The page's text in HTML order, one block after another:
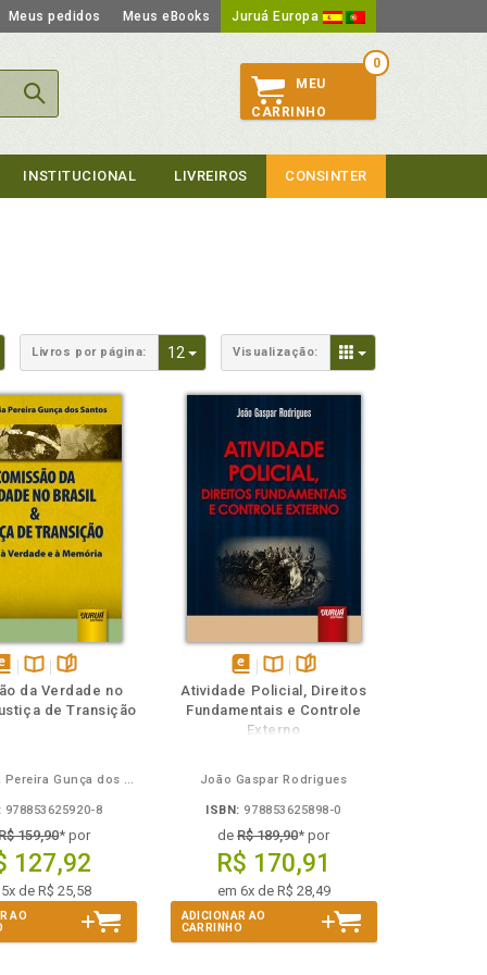
Meus pedidos Meus eBooks Juruá Europa
0
MEU
CARRINHO
INSTITUCIONAL LIVREIROS CONSINTER
Dropdown
Livros por página: 12 Toggle Dropdown
Visualização: Toggle Dropdown
Disponível
na
páginas
da Verdade no
de Transição
Claiz Maria Pereira Gunça dos Santos
978853625920-8
159,90* por
127,92
de R$ 25,58
AO
disponível
em
eBook
Disponível
na
B.V.
páginas
Atividade Policial, Direitos
Fundamentais e Controle
Externo
João Gaspar Rodrigues
ISBN: 978853625898-0
deR$ 189,90* por
R$ 170,91
em 6x de R$ 28,49
ADICIONAR AO
CARRINHO